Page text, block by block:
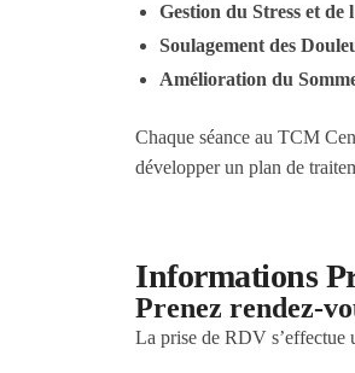
Gestion du Stress et de
Soulagement des
Amélioration du
Chaque séance au TCM
développer un plan de
Informations
Prenez rendez-
La prise de RDV s’effectue